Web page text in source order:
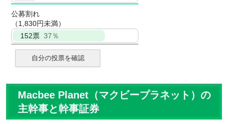
公募割れ
（1,830円未満）
152票 37％
自分の投票を確認
Macbee Planet（マクビープラネット）の
主幹事と幹事証券